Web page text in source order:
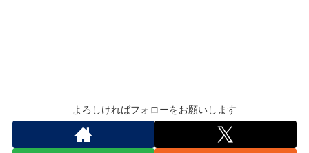
よろしければフォローをお願いします